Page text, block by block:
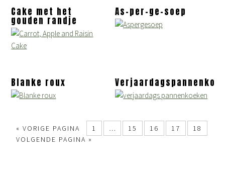
Cake met het
gouden randje
As-per-ge-soep
Blanke roux
«VORIGE PAGINA 1 … 15 16 17
18
VOLGENDE PAGINA »